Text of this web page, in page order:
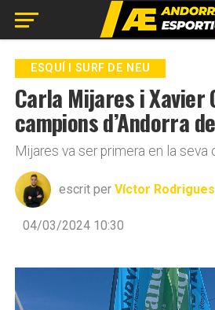
ESQUÍ I SURF DE NEU
Carla Mijares i Xavier
campions d’Andorra
Mijares va ser primera en la seva
escrit per Víctor Rodrigues
04/03/2024 10:30
Go to mobile